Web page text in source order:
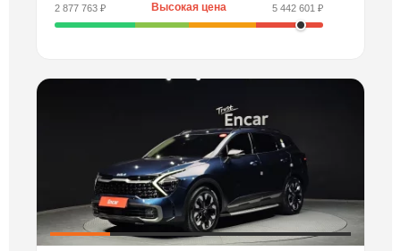
2 877 763 ₽ Высокая цена 5 442 601 ₽